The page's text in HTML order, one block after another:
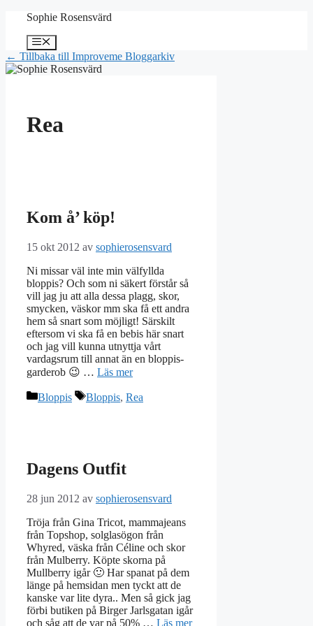
Hoppa
innehåll
Sophie Rosensvärd
Meny
← Tillbaka till Improveme Bloggarkiv
Rea
Kom å’ köp!
15 okt 2012 av sophierosensvard
Ni missar väl inte min välfyllda
bloppis? Och som ni säkert förstår så
vill jag ju att alla dessa plagg, skor,
smycken, väskor mm ska få ett andra
hem så snart som möjligt! Särskilt
eftersom vi ska få en bebis här snart
och jag vill kunna utnyttja vårt
vardagsrum till annat än en bloppis-
garderob 😉 … Läs mer
Kategorier
Bloppis Etiketter
Bloppis, Rea
Dagens Outfit
28 jun 2012 av sophierosensvard
Tröja från Gina Tricot, mammajeans
från Topshop, solglasögon från
Whyred, väska från Céline och skor
från Mulberry. Köpte skorna på
Mullberry igår 🙂 Har spanat på dem
länge på hemsidan men tyckt att de
kanske var lite dyra.. Men så gick jag
förbi butiken på Birger Jarlsgatan igår
och såg att de var på 50% … Läs mer